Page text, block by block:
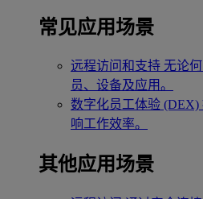
常见应用场景
远程访问和支持 无论
员、设备及应用。
数字化员工体验 (DEX)
响工作效率。
其他应用场景